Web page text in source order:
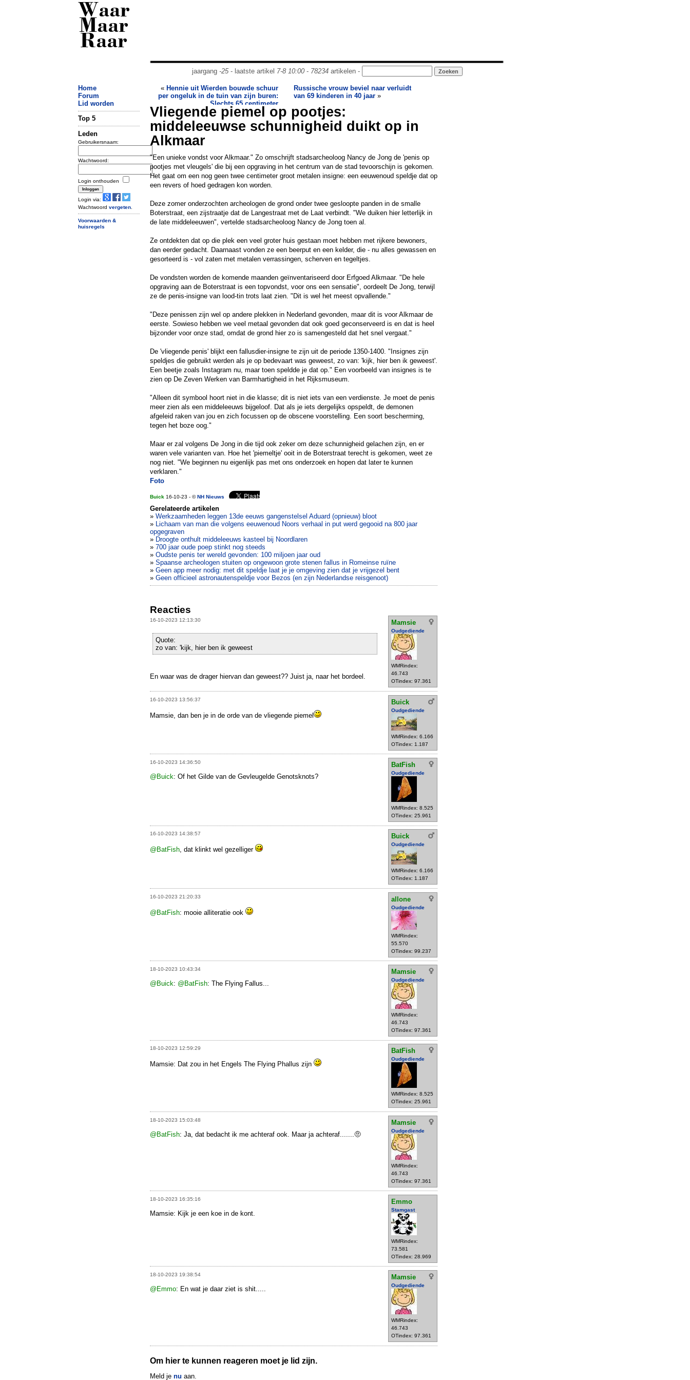
Waar
Maar
Raar
jaargang -25- laatste artikel 7-8 10:00- 78234artikelen -
Home
Forum
Lid worden
Top 5
Leden
Gebruikersnaam:
Wachtwoord:
Login onthouden
Login via:
Wachtwoord vergeten
Voorwaarden &
huisregels
« Hennie uit Wierden bouwde schuur
per ongeluk in de tuin van zijn buren:
Slechts 65 centimeter
Russische vrouw beviel naar verluidt
van 69 kinderen in 40 jaar »
Vliegende piemel op pootjes:
middeleeuwse schunnigheid duikt op in
Alkmaar
"Een unieke vondst voor Alkmaar." Zo omschrijft stadsarcheoloog Nancy de Jong de 'penis op
pootjes met vleugels' die bij een opgraving in het centrum van de stad tevoorschijn is gekomen.
Het gaat om een nog geen twee centimeter groot metalen insigne: een eeuwenoud speldje dat op
een revers of hoed gedragen kon worden.
Deze zomer onderzochten archeologen de grond onder twee gesloopte panden in de smalle
Boterstraat, een zijstraatje dat de Langestraat met de Laat verbindt. "We duiken hier letterlijk in
de late middeleeuwen", vertelde stadsarcheoloog Nancy de Jong toen al.
Ze ontdekten dat op die plek een veel groter huis gestaan moet hebben met rijkere bewoners,
dan eerder gedacht. Daarnaast vonden ze een beerput en een kelder, die - nu alles gewassen en
gesorteerd is - vol zaten met metalen verrassingen, scherven en tegeltjes.
De vondsten worden de komende maanden geïnventariseerd door Erfgoed Alkmaar. "De hele
opgraving aan de Boterstraat is een topvondst, voor ons een sensatie", oordeelt De Jong, terwijl
ze de penis-insigne van lood-tin trots laat zien. "Dit is wel het meest opvallende."
"Deze penissen zijn wel op andere plekken in Nederland gevonden, maar dit is voor Alkmaar de
eerste. Sowieso hebben we veel metaal gevonden dat ook goed geconserveerd is en dat is heel
bijzonder voor onze stad, omdat de grond hier zo is samengesteld dat het snel vergaat."
De 'vliegende penis' blijkt een fallusdier-insigne te zijn uit de periode 1350-1400. "Insignes zijn
speldjes die gebruikt werden als je op bedevaart was geweest, zo van: 'kijk, hier ben ik geweest'.
Een beetje zoals Instagram nu, maar toen speldde je dat op." Een voorbeeld van insignes is te
zien op De Zeven Werken van Barmhartigheid in het Rijksmuseum.
"Alleen dit symbool hoort niet in die klasse; dit is niet iets van een verdienste. Je moet de penis
meer zien als een middeleeuws bijgeloof. Dat als je iets dergelijks opspeldt, de demonen
afgeleid raken van jou en zich focussen op de obscene voorstelling. Een soort bescherming,
tegen het boze oog."
Maar er zal volgens De Jong in die tijd ook zeker om deze schunnigheid gelachen zijn, en er
waren vele varianten van. Hoe het 'piemeltje' ooit in de Boterstraat terecht is gekomen, weet ze
nog niet. "We beginnen nu eigenlijk pas met ons onderzoek en hopen dat later te kunnen
verklaren."
Foto
Buick 16-10-23 - ©NH Nieuws
Gerelateerde artikelen
» Werkzaamheden leggen 13de eeuws gangenstelsel Aduard (opnieuw) bloot
» Lichaam van man die volgens eeuwenoud Noors verhaal in put werd gegooid na 800 jaar
opgegraven
» Droogte onthult middeleeuws kasteel bij Noordlaren
» 700 jaar oude poep stinkt nog steeds
» Oudste penis ter wereld gevonden: 100 miljoen jaar oud
» Spaanse archeologen stuiten op ongewoon grote stenen fallus in Romeinse ruïne
» Geen app meer nodig: met dit speldje laat je je omgeving zien dat je vrijgezel bent
» Geen officieel astronautenspeldje voor Bezos (en zijn Nederlandse reisgenoot)
Reacties
16-10-2023 12:13:30 Mamsie
Oudgediende
WMRindex:
46.743
OTindex: 97.361
Quote:
zo van: 'kijk, hier ben ik geweest
En waar was de drager hiervan dan geweest?? Juist ja, naar het bordeel.
16-10-2023 13:56:37 Buick
Oudgediende
WMRindex: 6.166
OTindex: 1.187
Mamsie, dan ben je in de orde van de vliegende piemel
16-10-2023 14:36:50 BatFish
Oudgediende
WMRindex: 8.525
OTindex: 25.961
@Buick: Of het Gilde van de Gevleugelde Genotsknots?
16-10-2023 14:38:57 Buick
Oudgediende
WMRindex: 6.166
OTindex: 1.187
@BatFish, dat klinkt wel gezelliger
16-10-2023 21:20:33 allone
Oudgediende
WMRindex:
55.570
OTindex: 99.237
@BatFish: mooie alliteratie ook
18-10-2023 10:43:34 Mamsie
Oudgediende
WMRindex:
46.743
OTindex: 97.361
@Buick: @BatFish: The Flying Fallus...
18-10-2023 12:59:29 BatFish
Oudgediende
WMRindex: 8.525
OTindex: 25.961
Mamsie: Dat zou in het Engels The Flying Phallus zijn
18-10-2023 15:03:48 Mamsie
Oudgediende
WMRindex:
46.743
OTindex: 97.361
@BatFish: Ja, dat bedacht ik me achteraf ook. Maar ja achteraf.......🤨
18-10-2023 16:35:16 Emmo
Stamgast
WMRindex:
73.581
OTindex: 28.969
Mamsie: Kijk je een koe in de kont.
18-10-2023 19:38:54 Mamsie
Oudgediende
WMRindex:
46.743
OTindex: 97.361
@Emmo: En wat je daar ziet is shit.....
Om hier te kunnen reageren moet je lid zijn.
Meld je nu aan.